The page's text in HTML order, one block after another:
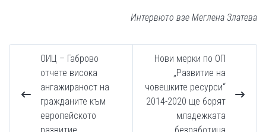
Интервюто взе Меглена Златева
ОИЦ – Габрово
отчете висока
ангажираност на
гражданите към
европейското
Нови мерки по ОП
„Развитие на
човешките ресурси“
2014-2020 ще борят
младежката